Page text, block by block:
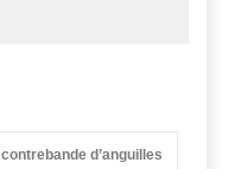
contrebande d’anguilles